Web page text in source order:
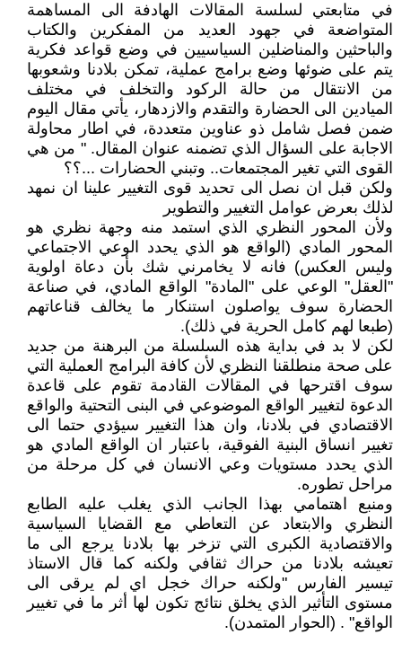
في متابعتي لسلسة المقالات الهادفة الى المساهمة
المتواضعة في جهود العديد من المفكرين والكتاب
والباحثين والمناضلين السياسيين في وضع قواعد فكرية
يتم على ضوئها وضع برامج عملية، تمكن بلادنا وشعوبها
من الانتقال من حالة الركود والتخلف في مختلف
الميادين الى الحضارة والتقدم والازدهار، يأتي مقال اليوم
ضمن فصل شامل ذو عناوين متعددة، في اطار محاولة
الاجابة على السؤال الذي تضمنه عنوان المقال. " من هي
القوى التي تغير المجتمعات.. وتبني الحضارات ...؟؟
ولكن قبل ان نصل الى تحديد قوى التغيير علينا ان نمهد
لذلك بعرض عوامل التغيير والتطوير
ولأن المحور النظري الذي استمد منه وجهة نظري هو
المحور المادي (الواقع هو الذي يحدد الوعي الاجتماعي
وليس العكس) فانه لا يخامرني شك بأن دعاة اولوية
"العقل" الوعي على "المادة" الواقع المادي، في صناعة
الحضارة سوف يواصلون استنكار ما يخالف قناعاتهم
(طبعا لهم كامل الحرية في ذلك).
لكن لا بد في بداية هذه السلسلة من البرهنة من جديد
على صحة منطلقنا النظري لأن كافة البرامج العملية التي
سوف اقترحها في المقالات القادمة تقوم على قاعدة
الدعوة لتغيير الواقع الموضوعي في البنى التحتية والواقع
الاقتصادي في بلادنا، وان هذا التغيير سيؤدي حتما الى
تغيير انساق البنية الفوقية، باعتبار ان الواقع المادي هو
الذي يحدد مستويات وعي الانسان في كل مرحلة من
مراحل تطوره.
ومنبع اهتمامي بهذا الجانب الذي يغلب عليه الطابع
النظري والابتعاد عن التعاطي مع القضايا السياسية
والاقتصادية الكبرى التي تزخر بها بلادنا يرجع الى ما
تعيشه بلادنا من حراك ثقافي ولكنه كما قال الاستاذ
تيسير الفارس "ولكنه حراك خجل اي لم يرقى الى
مستوى التأثير الذي يخلق نتائج تكون لها أثر ما في تغيير
الواقع" . (الحوار المتمدن).